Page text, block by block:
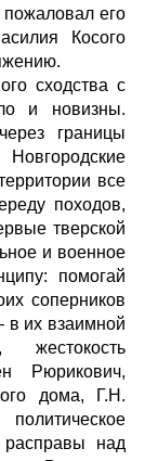
его
Косого
сходства с
и новизны.
границы
все
походов,
тверской
и военное
помогай
соперников
в их взаимной
жестокость
Рюрикович,
дома, Г.Н.
расправы над